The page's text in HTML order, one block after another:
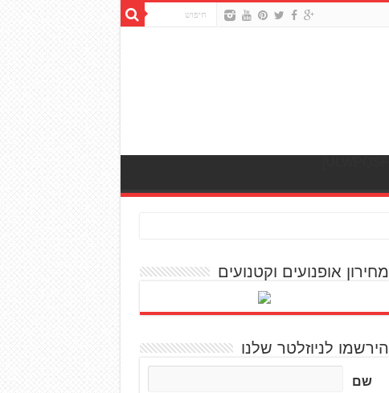
מחירון אופנועים וקטנועים
הירשמו לניוזלטר שלנו
שם